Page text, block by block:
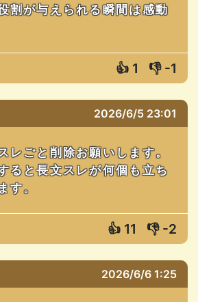
割が与えられる瞬間は感動
👍 1 👎 -1
2026/6/5 23:01
レごと削除お願いします。
ると長文スレが何個も立ち
す。
👍 11 👎 -2
2026/6/6 1:25